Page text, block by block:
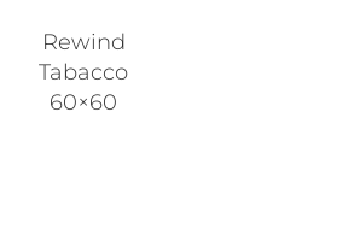
Rewind
Tabacco
60×60